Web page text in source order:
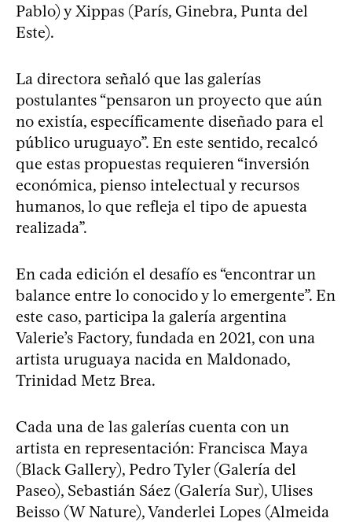
Pablo) y Xippas (París, Ginebra, Punta del
Este).
La directora señaló que las galerías
postulantes “pensaron un proyecto que aún
no existía, específicamente diseñado para el
público uruguayo”. En este sentido, recalcó
que estas propuestas requieren “inversión
económica, pienso intelectual y recursos
humanos, lo que refleja el tipo de apuesta
realizada”.
En cada edición el desafío es “encontrar un
balance entre lo conocido y lo emergente”. En
este caso, participa la galería argentina
Valerie’s Factory, fundada en 2021, con una
artista uruguaya nacida en Maldonado,
Trinidad Metz Brea.
Cada una de las galerías cuenta con un
artista en representación: Francisca Maya
(Black Gallery), Pedro Tyler (Galería del
Paseo), Sebastián Sáez (Galería Sur), Ulises
Beisso (W Nature), Vanderlei Lopes (Almeida